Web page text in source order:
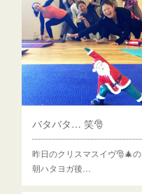
バタバタ… 笑🎅
昨日のクリスマスイヴ🎅🎄の
朝ハタヨガ後…